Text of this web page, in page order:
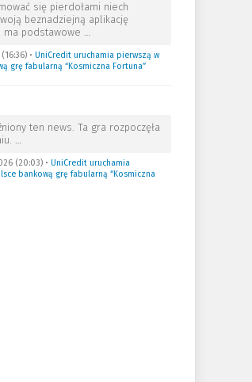
się pierdołami niech
beznadziejną aplikację
ma podstawowe …
• UniCredit uruchamia pierwszą w
grę fabularną “Kosmiczna Fortuna”
ten news. Ta gra rozpoczęła
…
(20:03)• UniCredit uruchamia
bankową grę fabularną “Kosmiczna